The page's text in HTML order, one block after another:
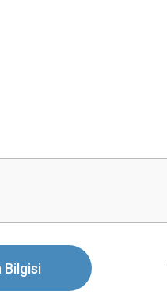
Bilgisi